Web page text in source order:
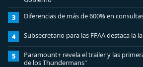
3 Diferencias de más de 600% en
4 Subsecretario para las FFAA destaca la
5
Paramount+ revela el trailer y las
de los Thundermans"